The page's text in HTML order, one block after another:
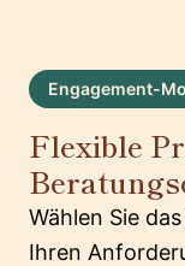
Engagement-
Flexible
Wählen Sie
Ihren